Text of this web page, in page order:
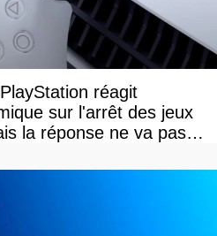
réagit
sur l'arrêt des jeux
la réponse ne va pas